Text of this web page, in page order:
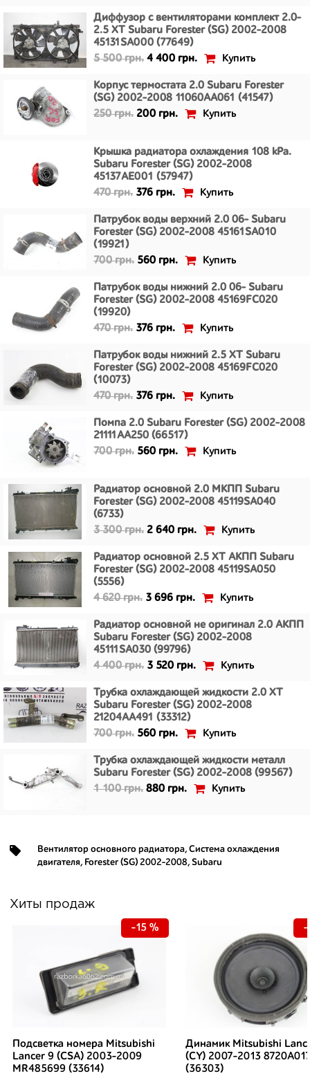
Диффузор с вентиляторами комплект 2.0-
2.5 XT Subaru Forester (SG) 2002-2008
45131SA000 (77649)
5 500 грн. 4 400 грн. Купить
Корпус термостата 2.0 Subaru Forester
(SG) 2002-2008 11060AA061 (41547)
250 грн. 200 грн. Купить
Крышка радиатора охлаждения 108 kPa.
Subaru Forester (SG) 2002-2008
45137AE001 (57947)
470 грн. 376 грн. Купить
Патрубок воды верхний 2.0 06- Subaru
Forester (SG) 2002-2008 45161SA010
(19921)
700 грн. 560 грн. Купить
Патрубок воды нижний 2.0 06- Subaru
Forester (SG) 2002-2008 45169FC020
(19920)
470 грн. 376 грн. Купить
Патрубок воды нижний 2.5 XT Subaru
Forester (SG) 2002-2008 45169FC020
(10073)
470 грн. 376 грн. Купить
Помпа 2.0 Subaru Forester (SG) 2002-2008
21111AA250 (66517)
700 грн. 560 грн. Купить
Радиатор основной 2.0 МКПП Subaru
Forester (SG) 2002-2008 45119SA040
(6733)
3 300 грн. 2 640 грн. Купить
Радиатор основной 2.5 XT АКПП Subaru
Forester (SG) 2002-2008 45119SA050
(5556)
4 620 грн. 3 696 грн. Купить
Радиатор основной не оригинал 2.0 АКПП
Subaru Forester (SG) 2002-2008
45111SA030 (99796)
4 400 грн. 3 520 грн. Купить
Трубка охлаждающей жидкости 2.0 XT
Subaru Forester (SG) 2002-2008
21204AA491 (33312)
700 грн. 560 грн. Купить
Трубка охлаждающей жидкости металл
Subaru Forester (SG) 2002-2008 (99567)
1 100 грн. 880 грн. Купить
Вентилятор основного радиатора, Система охлаждения
двигателя, Forester (SG) 2002-2008, Subaru
Хиты продаж
Подсветка номера Mitsubishi
Lancer 9 (CSA) 2003-2009
MR485699 (33614)
-15 %
Динамик Mitsubishi
(CY) 2007-2013
(36303)
-